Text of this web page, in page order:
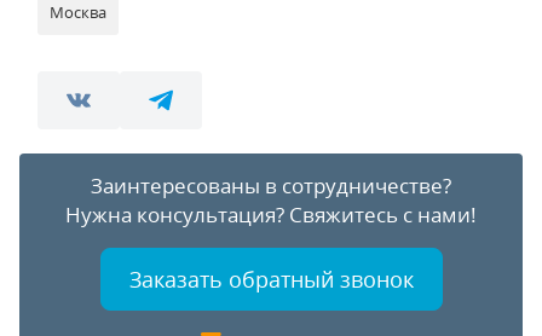
Москва
Заинтересованы в сотрудничестве?
Нужна консультация? Свяжитесь с нами!
Заказать обратный звонок